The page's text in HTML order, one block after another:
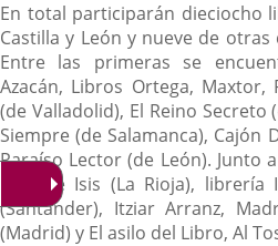
En total participarán dieciocho
Castilla y León y nueve de
Entre las primeras se
Azacán, Libros Ortega,
(de Valladolid), El Reino Secreto
Siempre (de Salamanca), Cajón
Paraíso Lector (de León). Junto
velo de Isis (La Rioja), librería
(Santander), Itziar Arranz,
(Madrid) y El asilo del Libro, Al